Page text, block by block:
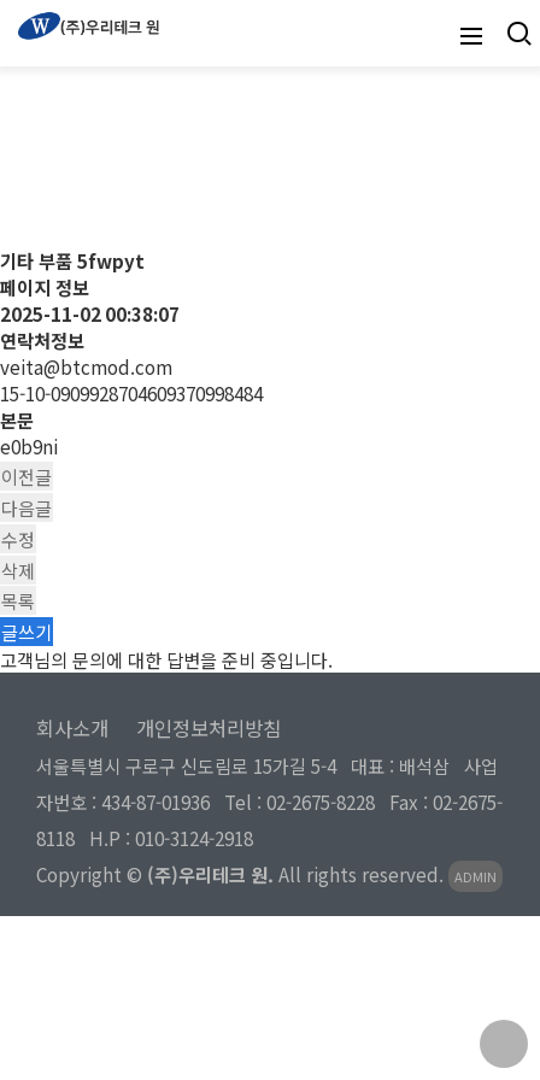
기타 부품5fwpyt
페이지 정보
2025-11-02 00:38:07
연락처정보
veita@btcmod.com
15-10-0909928704609370998484
본문
e0b9ni
이전글
다음글
수정
삭제
목록
글쓰기
고객님의 문의에 대한 답변을 준비 중입니다.
회사소개 개인정보처리방침
서울특별시 구로구 신도림로 15가길 5-4 대표 : 배석삼 사업
자번호 : 434-87-01936 Tel : 02-2675-8228 Fax : 02-2675-
8118 H.P : 010-3124-2918
Copyright © (주)우리테크 원. All rights reserved. ADMIN